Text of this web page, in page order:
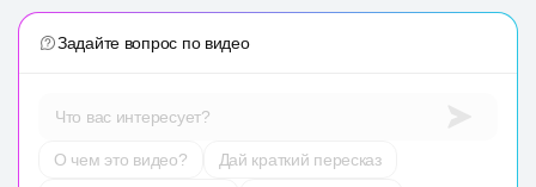
Задайте вопрос по видео
Что вас интересует?
О чем это видео?
Дай краткий пересказ